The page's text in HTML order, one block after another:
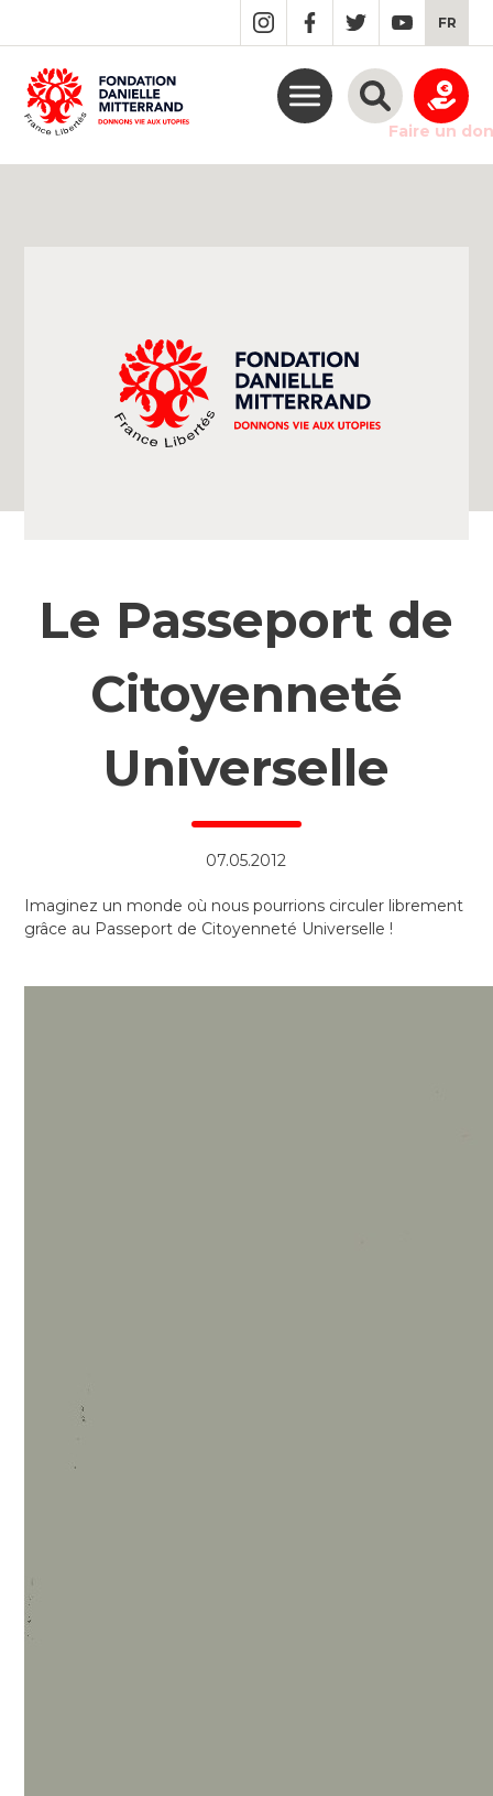
MAIN
CONTENT
FR
Faire un don
Le Passeport de
Citoyenneté
Universelle
07.05.2012
Imaginez un monde où nous pourrions circuler librement
grâce au Passeport de Citoyenneté Universelle !